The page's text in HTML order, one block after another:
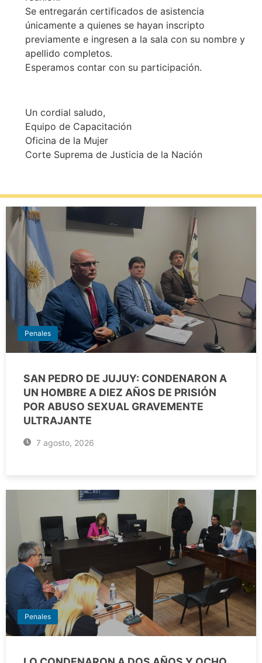
Se entregarán certificados de asistencia
únicamente a quienes se hayan inscripto
previamente e ingresen a la sala con su nombre y
apellido completos.
Esperamos contar con su participación.
Un cordial saludo,
Equipo de Capacitación
Oficina de la Mujer
Corte Suprema de Justicia de la Nación
Penales
SAN PEDRO DE JUJUY: CONDENARON A
UN HOMBRE A DIEZ AÑOS DE PRISIÓN
POR ABUSO SEXUAL GRAVEMENTE
ULTRAJANTE
7 agosto, 2026
Penales